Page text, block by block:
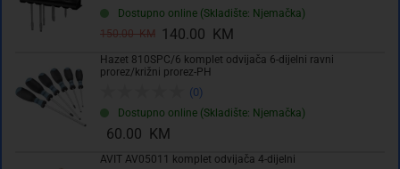
Dostupno online (Skladište: Njemačka)
150.00 KM
140.00 KM
Hazet 810SPC/6 komplet odvijača 6-dijelni ravni
prorez/križni prorez-PH
(0)
Dostupno online (Skladište: Njemačka)
60.00 KM
AVIT AV05011 komplet odvijača 4-dijelni
Dodaj u košaricu
Dodati na listu želja